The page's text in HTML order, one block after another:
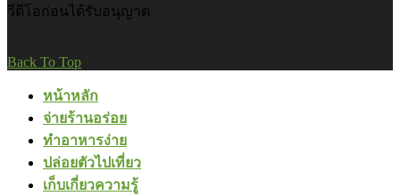
วีดีโอก่อนได้รับอนุญาต
Back To Top
หน้าหลัก
จ่ายร้านอร่อย
ทำอาหารง่าย
ปล่อยตัวไปเที่ยว
เก็บเกี่ยวความรู้